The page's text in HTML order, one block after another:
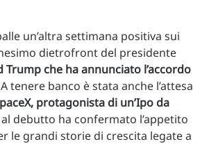
un’altra settimana positiva sui
dietrofront del presidente
Trump che ha annunciato l’accordo
tenere banco è stata anche l’attesa
paceX, protagonista di un’Ipo da
debutto ha confermato l’appetito
le grandi storie di crescita legate a